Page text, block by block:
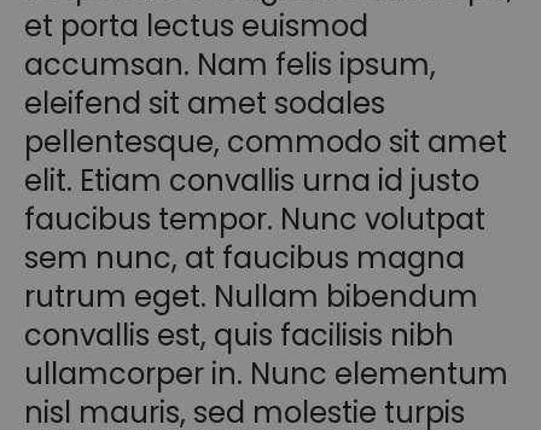
et porta lectus euismod
accumsan. Nam felis ipsum,
eleifend sit amet sodales
pellentesque, commodo sit amet
elit. Etiam convallis urna id justo
faucibus tempor. Nunc volutpat
sem nunc, at faucibus magna
rutrum eget. Nullam bibendum
convallis est, quis facilisis nibh
ullamcorper in. Nunc elementum
nisl mauris, sed molestie turpis